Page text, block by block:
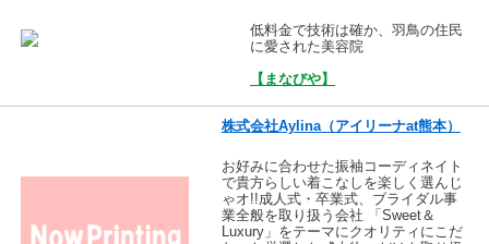
低料金で技術は確か、羽鳥の住民
に愛された美容院
【まなびや】
株式会社Aylina（アイリーナat熊本）
お好みに合わせた振袖コーディネイト
で貴方らしい着こなしを楽しく選んじ
ゃオ!!成人式・卒業式、ブライダル事
業全般を取り扱う会社 「Sweet＆
Luxury」をテーマにクオリティにこだ